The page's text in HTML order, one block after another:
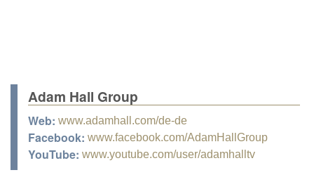
Adam Hall Group
Web: www.adamhall.com/de-de
Facebook: www.facebook.com/AdamHallGroup
YouTube: www.youtube.com/user/adamhalltv